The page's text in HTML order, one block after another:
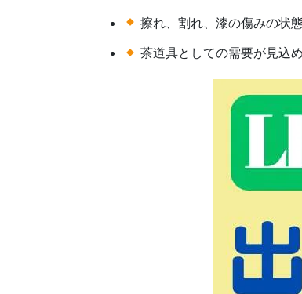
擦れ、割れ、漆の傷みの状
茶道具としての需要が見込